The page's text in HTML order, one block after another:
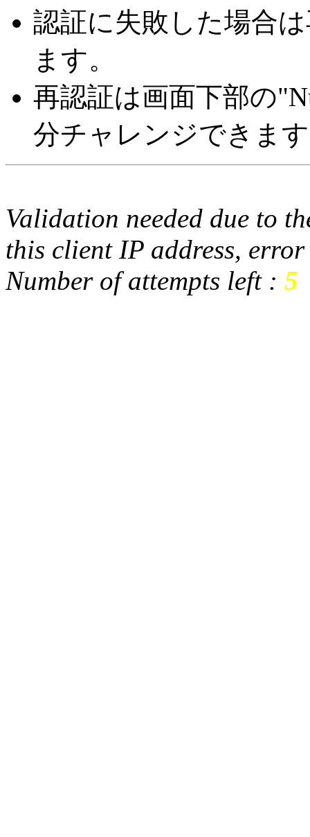
認証に失敗した場合
ます。
再認証は画面下部の
分チャレンジできま
Validation needed due to
this client IP address,
Number of attempts left : 5